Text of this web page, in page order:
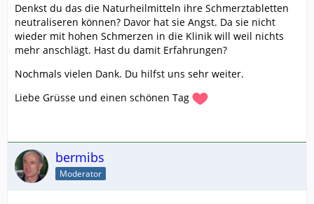
Denkst du das die Naturheilmitteln ihre Schmerztabletten
neutraliseren können? Davor hat sie Angst. Da sie nicht
wieder mit hohen Schmerzen in die Klinik will weil nichts
mehr anschlägt. Hast du damit Erfahrungen?
Nochmals vielen Dank. Du hilfst uns sehr weiter.
Liebe Grüsse und einen schönen Tag
bermibs
Moderator